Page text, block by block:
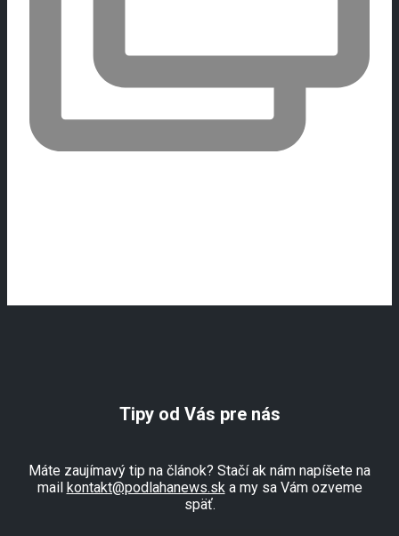
Tipy od Vás pre nás
Máte zaujímavý tip na článok? Stačí ak nám napíšete na
mail kontakt@podlahanews.sk a my sa Vám ozveme
späť.